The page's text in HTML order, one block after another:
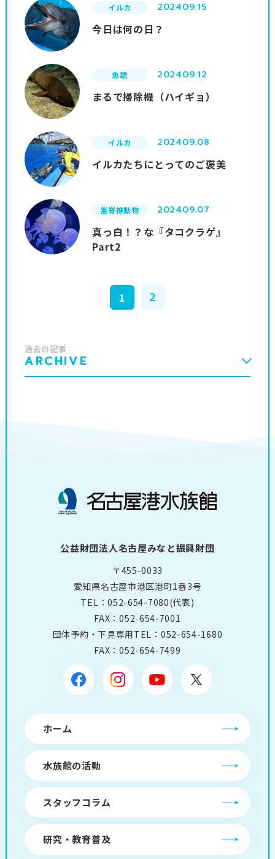
イルカ 202409.15
今日は何の日？
魚類 202409.12
まるで掃除機（ハイギョ）
イルカ 202409.08
イルカたちにとってのご褒美
無脊椎動物 202409.07
真っ白！？な『タコクラゲ』
Part2
1 2
過去の記事
ARCHIVE
公益財団法人名古屋みなと振興財団
〒455-0033
愛知県名古屋市港区港町1番3号
TEL：052-654-7080(代表)
FAX：052-654-7001
団体予約・下見専用TEL： 052-654-1680
FAX：052-654-7499
ホーム
水族館の活動
スタッフコラム
研究・教育普及